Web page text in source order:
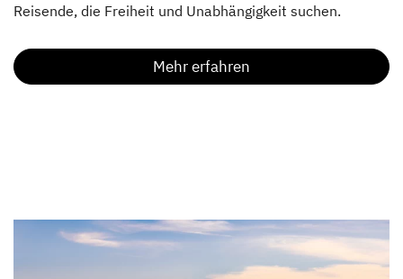
Reisende, die Freiheit und Unabhängigkeit suchen.
Mehr erfahren